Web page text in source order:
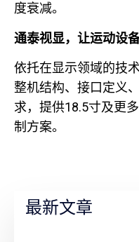
度衰减。
通泰视显，让运动设
依托在显示领域的技
整机结构、接口定义
求，提供18.5寸及更
制方案。
最新文章